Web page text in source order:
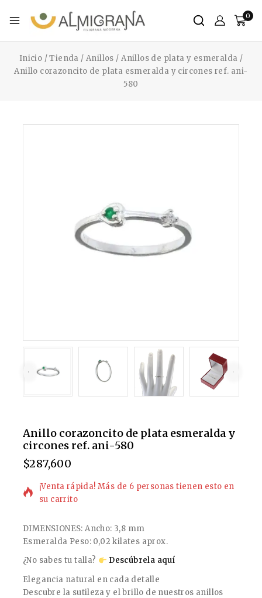
0
Inicio / Tienda / Anillos / Anillos de plata y esmeralda /
Anillo corazoncito de plata esmeralda y circones ref. ani-
580
Anillo corazoncito de plata esmeralda y
circones ref. ani-580
$287,600
13 productos vendidos en las últimas 2 horas
¡Venta rápida! Más de 6 personas tienen esto en
su carrito
DIMENSIONES: Ancho: 3,8 mm
Esmeralda Peso: 0,02 kilates aprox.
¿No sabes tu talla?
Descúbrela aquí
Elegancia natural en cada detalle
Descubre la sutileza y el brillo de nuestros anillos